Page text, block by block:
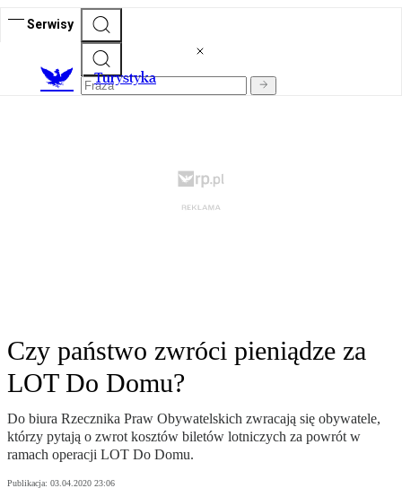
Serwisy
Turystyka
Czy państwo zwróci pieniądze za
LOT Do Domu?
Do biura Rzecznika Praw Obywatelskich zwracają się obywatele,
którzy pytają o zwrot kosztów biletów lotniczych za powrót w
ramach operacji LOT Do Domu.
Publikacja: 03.04.2020 23:06